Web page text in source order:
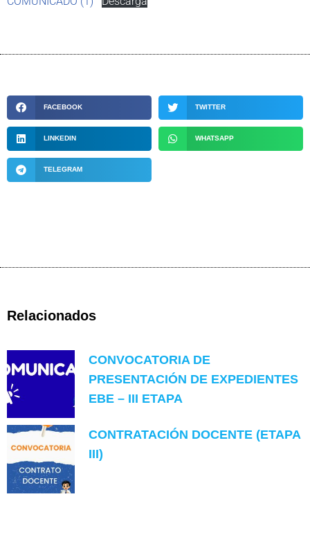
FACEBOOK TWITTER
LINKEDIN WHATSAPP
TELEGRAM
Relacionados
CONVOCATORIA DE
PRESENTACIÓN DE EXPEDIENTES
EBE – III ETAPA
CONTRATACIÓN DOCENTE (ETAPA
III)